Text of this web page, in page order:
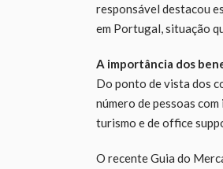
responsável destacou
em Portugal, situação
A importância dos
Do ponto de vista dos
número de pessoas
turismo e de office
O recente Guia do